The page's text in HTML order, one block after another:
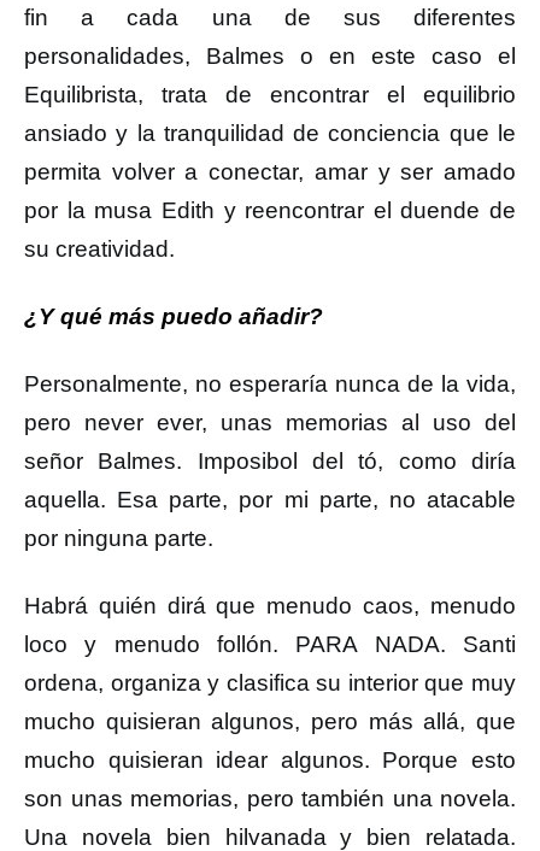
fin a cada una de sus diferentes
personalidades, Balmes o en este caso el
Equilibrista, trata de encontrar el equilibrio
ansiado y la tranquilidad de conciencia que le
permita volver a conectar, amar y ser amado
por la musa Edith y reencontrar el duende de
su creatividad.
¿Y qué más puedo añadir?
Personalmente, no esperaría nunca de la vida,
pero never ever, unas memorias al uso del
señor Balmes. Imposibol del tó, como diría
aquella. Esa parte, por mi parte, no atacable
por ninguna parte.
Habrá quién dirá que menudo caos, menudo
loco y menudo follón. PARA NADA. Santi
ordena, organiza y clasifica su interior que muy
mucho quisieran algunos, pero más allá, que
mucho quisieran idear algunos. Porque esto
son unas memorias, pero también una novela.
Una novela bien hilvanada y bien relatada.